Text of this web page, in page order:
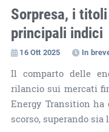
Sorpresa, i
principali indici
16 Ott 2025 In
Il comparto delle
rilancio sui mercati
Energy Transition ha
scorso, superando sia